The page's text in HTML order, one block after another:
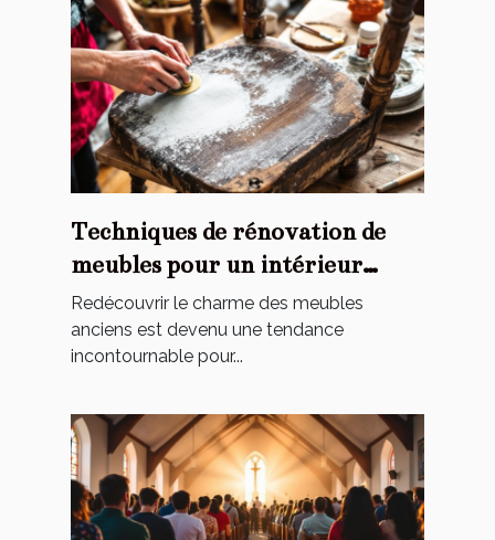
Techniques de rénovation de
meubles pour un intérieur
personnalisé
Redécouvrir le charme des meubles
anciens est devenu une tendance
incontournable pour...